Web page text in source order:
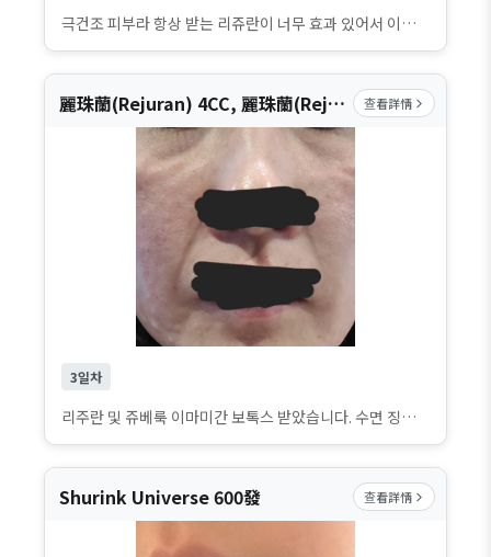
극건조 피부라 항상 받는 리쥬란이 너무 효과 있어서 이번에도 재방문했어요~ 매번 믿고 받는 효과에 만족해서 자연스럽게 단골이 됐어요. 시술도 꼼꼼하게 챙겨주시고, 직원분들도 친절하게 응대해 주셔서 처음부터 끝까지 편하게 받고 왔어요. 앞으로도 계속 여기서 받을 예정이에요!
麗珠蘭(Rejuran) 4CC, 麗珠蘭(Rejuran) 2CC 查看詳情
3일차
리주란 및 쥬베룩 이마미간 보톡스 받았습니다. 수면 징행해서 통증 없이 진행되었습니다. 회복까지 한시간~ 한 시간 반 정도 진행되었어요. 마취 깸후 통증이 살짝 느껴졌는데 따끔한 정도입니다. 회복실이 편해서 좋았어요.
Shurink Universe 600發 查看詳情